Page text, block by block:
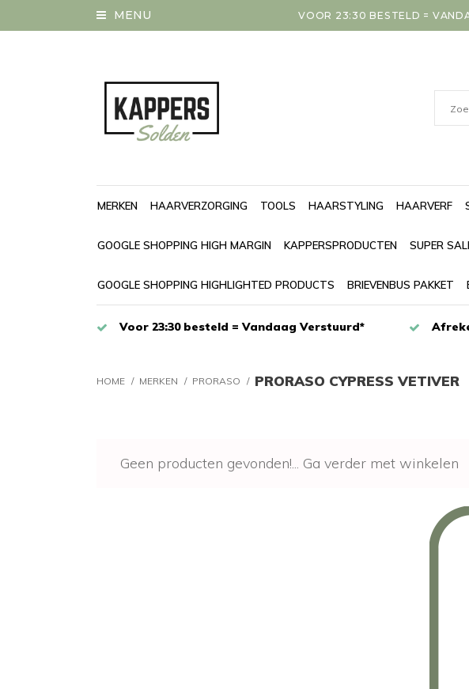
MENU VOOR 23:30 BESTELD =
MERKEN HAARVERZORGING TOOLS HAARSTYLING HAARVERF
GOOGLE SHOPPING HIGH MARGIN KAPPERSPRODUCTEN SUPER
GOOGLE SHOPPING HIGHLIGHTED PRODUCTS BRIEVENBUS PAKKET
Voor 23:30 besteld = Vandaag Verstuurd*
HOME / MERKEN / PRORASO / PRORASO CYPRESS VETIVER
Geen producten gevonden!... Ga verder met winkelen